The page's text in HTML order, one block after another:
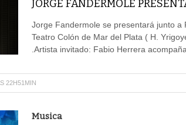
JORGE FANDERMOLE
Jorge Fandermole se presentará junto
Teatro Colón de Mar del Plata ( H.
.Artista invitado: Fabio Herrera
22H51MIN
Musica